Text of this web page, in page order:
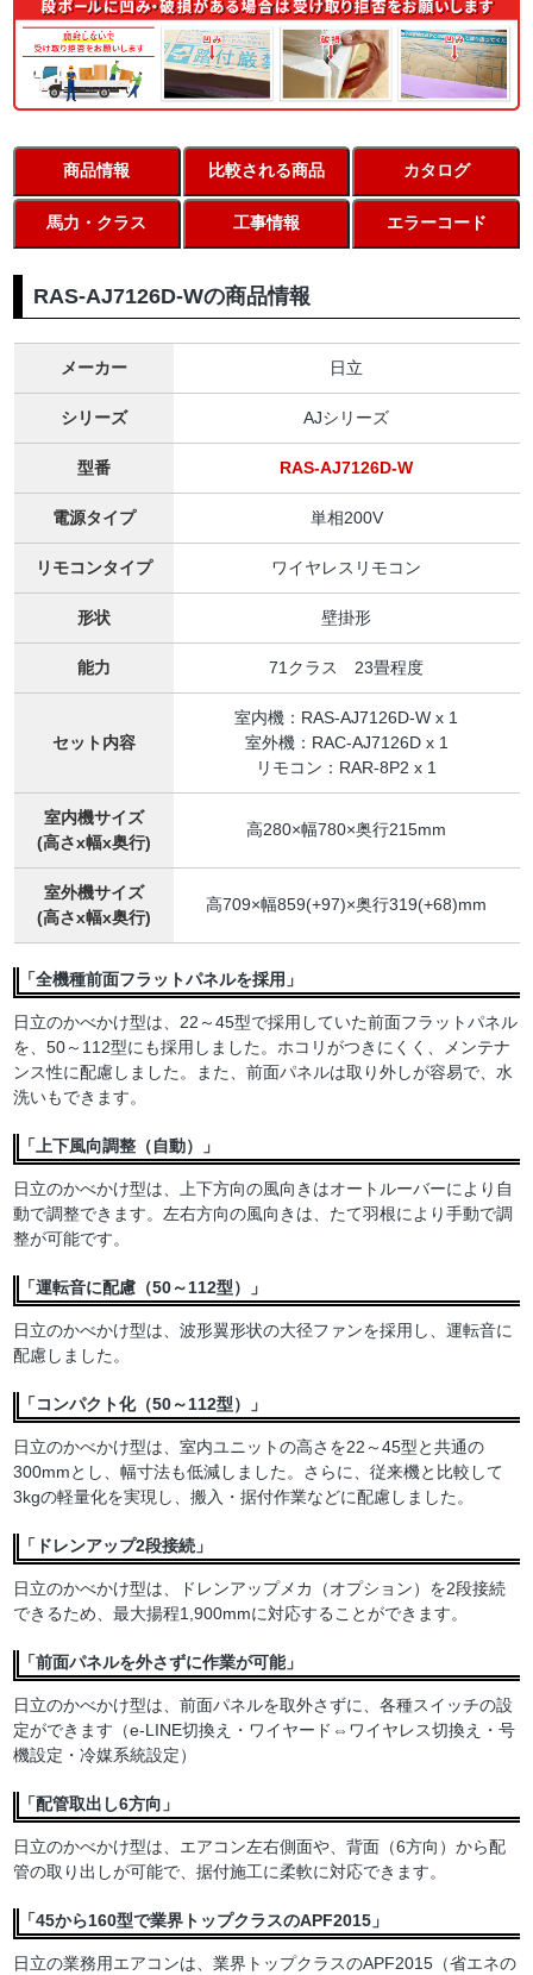
商品情報 比較される商品 カタログ
馬力・クラス 工事情報 エラーコード
RAS-AJ7126D-Wの商品情報
メーカー 日立
シリーズ AJシリーズ
型番 RAS-AJ7126D-W
電源タイプ 単相200V
リモコンタイプ ワイヤレスリモコン
形状 壁掛形
能力 71クラス 23畳程度
セット内容
室内機：RAS-AJ7126D-W x 1
室外機：RAC-AJ7126D x 1
リモコン：RAR-8P2 x 1
室内機サイズ
(高さx幅x奥行)
高280×幅780×奥行215mm
室外機サイズ
(高さx幅x奥行)
高709×幅859(+97)×奥行319(+68)mm
「全機種前面フラットパネルを採用」
日立のかべかけ型は、22～45型で採用していた前面フラットパネル
を、50～112型にも採用しました。ホコリがつきにくく、メンテナ
ンス性に配慮しました。また、前面パネルは取り外しが容易で、水
洗いもできます。
「上下風向調整（自動）」
日立のかべかけ型は、上下方向の風向きはオートルーバーにより自
動で調整できます。左右方向の風向きは、たて羽根により手動で調
整が可能です。
「運転音に配慮（50～112型）」
日立のかべかけ型は、波形翼形状の大径ファンを採用し、運転音に
配慮しました。
「コンパクト化（50～112型）」
日立のかべかけ型は、室内ユニットの高さを22～45型と共通の
300mmとし、幅寸法も低減しました。さらに、従来機と比較して
3kgの軽量化を実現し、搬入・据付作業などに配慮しました。
「ドレンアップ2段接続」
日立のかべかけ型は、ドレンアップメカ（オプション）を2段接続
できるため、最大揚程1,900mmに対応することができます。
「前面パネルを外さずに作業が可能」
日立のかべかけ型は、前面パネルを取外さずに、各種スイッチの設
定ができます（e-LINE切換え・ワイヤード⇔ワイヤレス切換え・号
機設定・冷媒系統設定）
「配管取出し6方向」
日立のかべかけ型は、エアコン左右側面や、背面（6方向）から配
管の取り出しが可能で、据付施工に柔軟に対応できます。
「45から160型で業界トップクラスのAPF2015」
日立の業務用エアコンは、業界トップクラスのAPF2015（省エネの